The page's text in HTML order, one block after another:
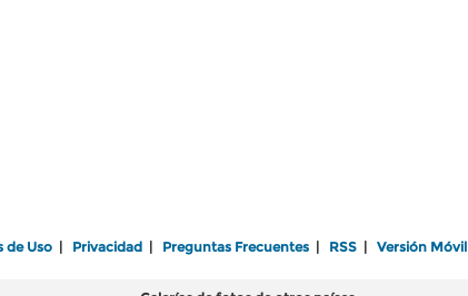
de Uso Privacidad Preguntas Frecuentes RSS Versión Móvil